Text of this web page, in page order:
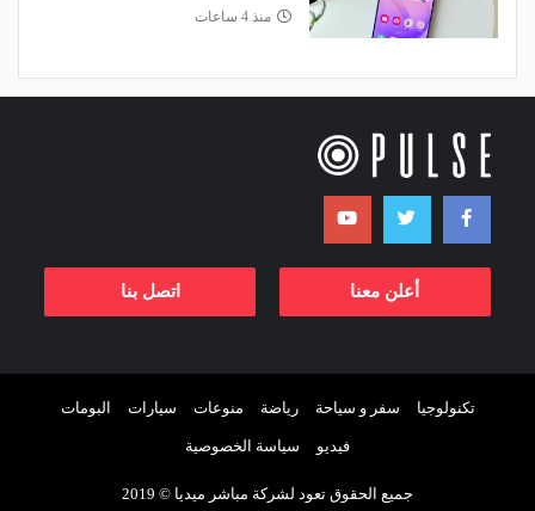
منذ 4 ساعات
أعلن معنا اتصل بنا
تكنولوجيا سفر و سياحة رياضة منوعات سيارات البومات
فيديو سياسة الخصوصية
جميع الحقوق تعود لشركة مباشر ميديا © 2019